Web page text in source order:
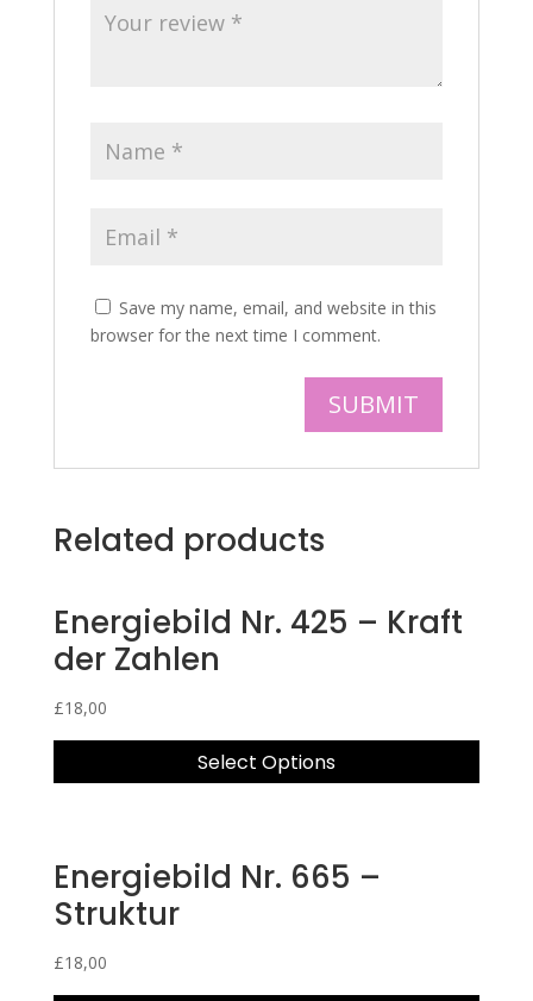
Save my name, email, and website in this
browser for the next time I comment.
Related products
Energiebild Nr. 425 – Kraft
der Zahlen
£18,00
Select Options
Energiebild Nr. 665 –
Struktur
£18,00